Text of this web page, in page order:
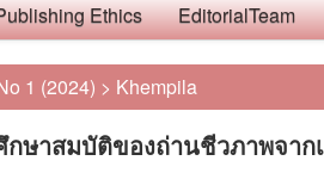
Ethics EditorialTeam
1 (2024) > Khempila
กษาสมบัติของถ่านชีวภาพจาก